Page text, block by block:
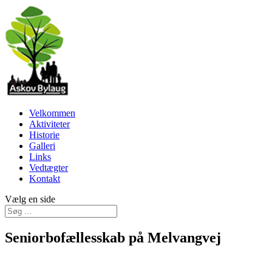
Velkommen
Aktiviteter
Historie
Galleri
Links
Vedtægter
Kontakt
Vælg en side
Seniorbofællesskab på Melvangvej